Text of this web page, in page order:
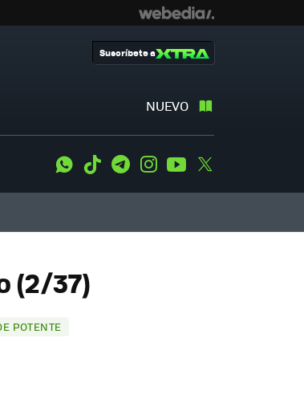
NUEVO
Suscríbete a
WhatsApp
Tiktok TelegramInstagramYoutube
(2/37)
POTENTE